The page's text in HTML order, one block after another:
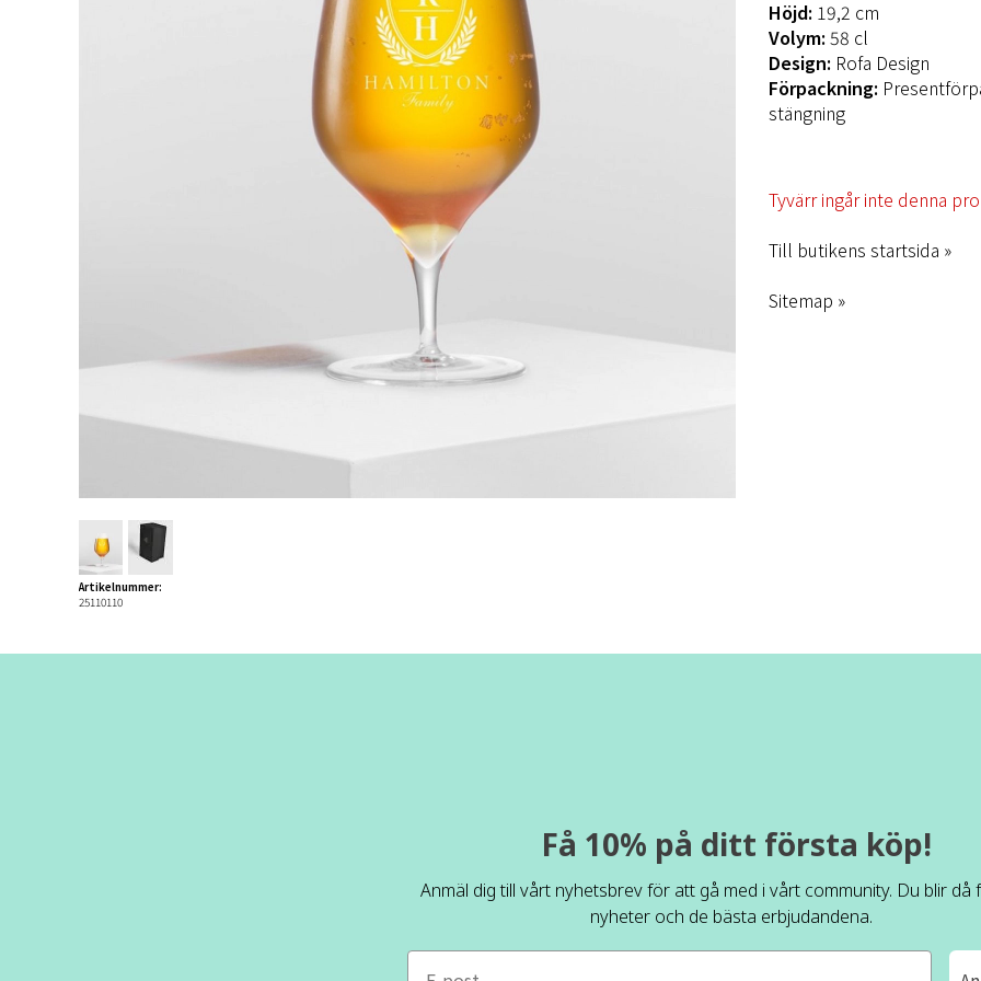
Höjd: 19,2 cm
Volym:58 cl
Design: Rofa Design
Förpackning:
stängning
Tyvärr ingår inte denna
Till butikens startsida »
Sitemap »
Artikelnummer:
25110110
Få 10% på ditt första köp!
Anmäl dig till vårt nyhetsbrev för att gå med i vårt community. Du blir då
nyheter och de bästa erbjudandena.
e-mail